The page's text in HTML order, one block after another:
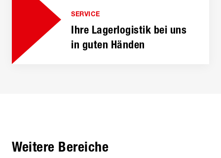
SERVICE
Ihre Lager­logistik bei uns
in guten Händen
Weitere Bereiche